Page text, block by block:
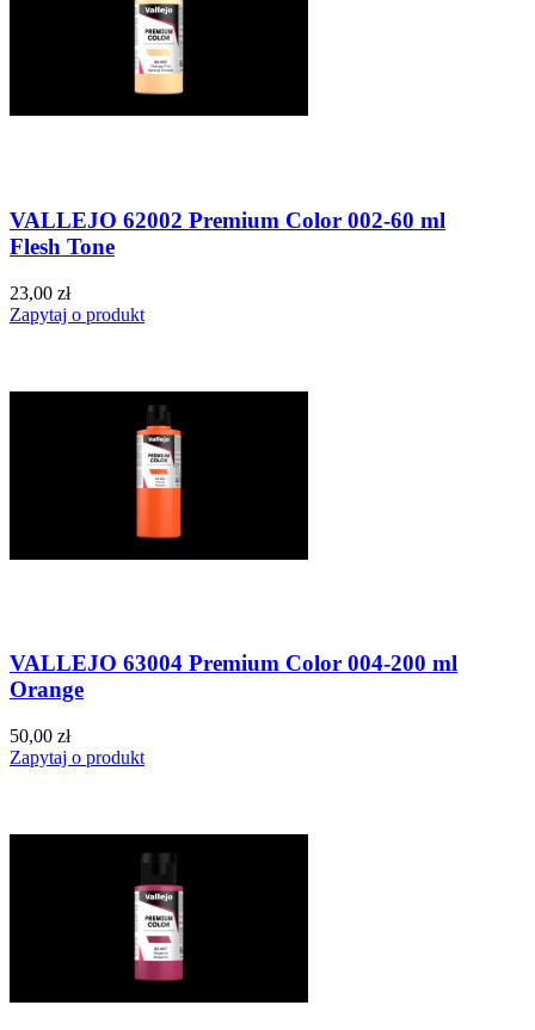
VALLEJO 62002 Premium Color 002-60 ml
Flesh Tone
23,00 zł
Zapytaj o produkt
VALLEJO 63004 Premium Color 004-200 ml
Orange
50,00 zł
Zapytaj o produkt